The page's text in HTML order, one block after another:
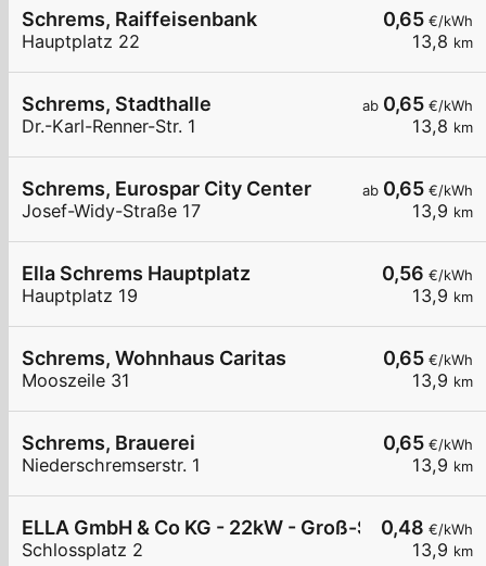
0,65 €/kWh
13,8 km
Schrems, Raiffeisenbank
Hauptplatz 22
ab 0,65 €/kWh
13,8 km
Schrems, Stadthalle
Dr.-Karl-Renner-Str. 1
ab 0,65 €/kWh
13,9 km
Schrems, Eurospar City Center
Josef-Widy-Straße 17
0,56 €/kWh
13,9 km
Ella Schrems Hauptplatz
Hauptplatz 19
0,65 €/kWh
13,9 km
Schrems, Wohnhaus Caritas
Mooszeile 31
0,65 €/kWh
13,9 km
Schrems, Brauerei
Niederschremserstr. 1
0,48 €/kWh
13,9 km
ELLA GmbH & Co KG - 22kW - Groß-Siegharts -
Schlossplatz 2